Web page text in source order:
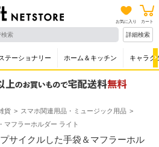
お気に入り カート
詳細検索
テーショナリー ホーム＆キッチン キャラク
貨
スマホ関連用品・ミュージック用品
マフラーホルダー ライト
サイクルした手袋＆マフラーホル